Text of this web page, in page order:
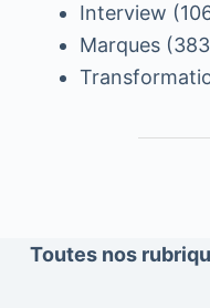
Interview
Marques
Toutes nos